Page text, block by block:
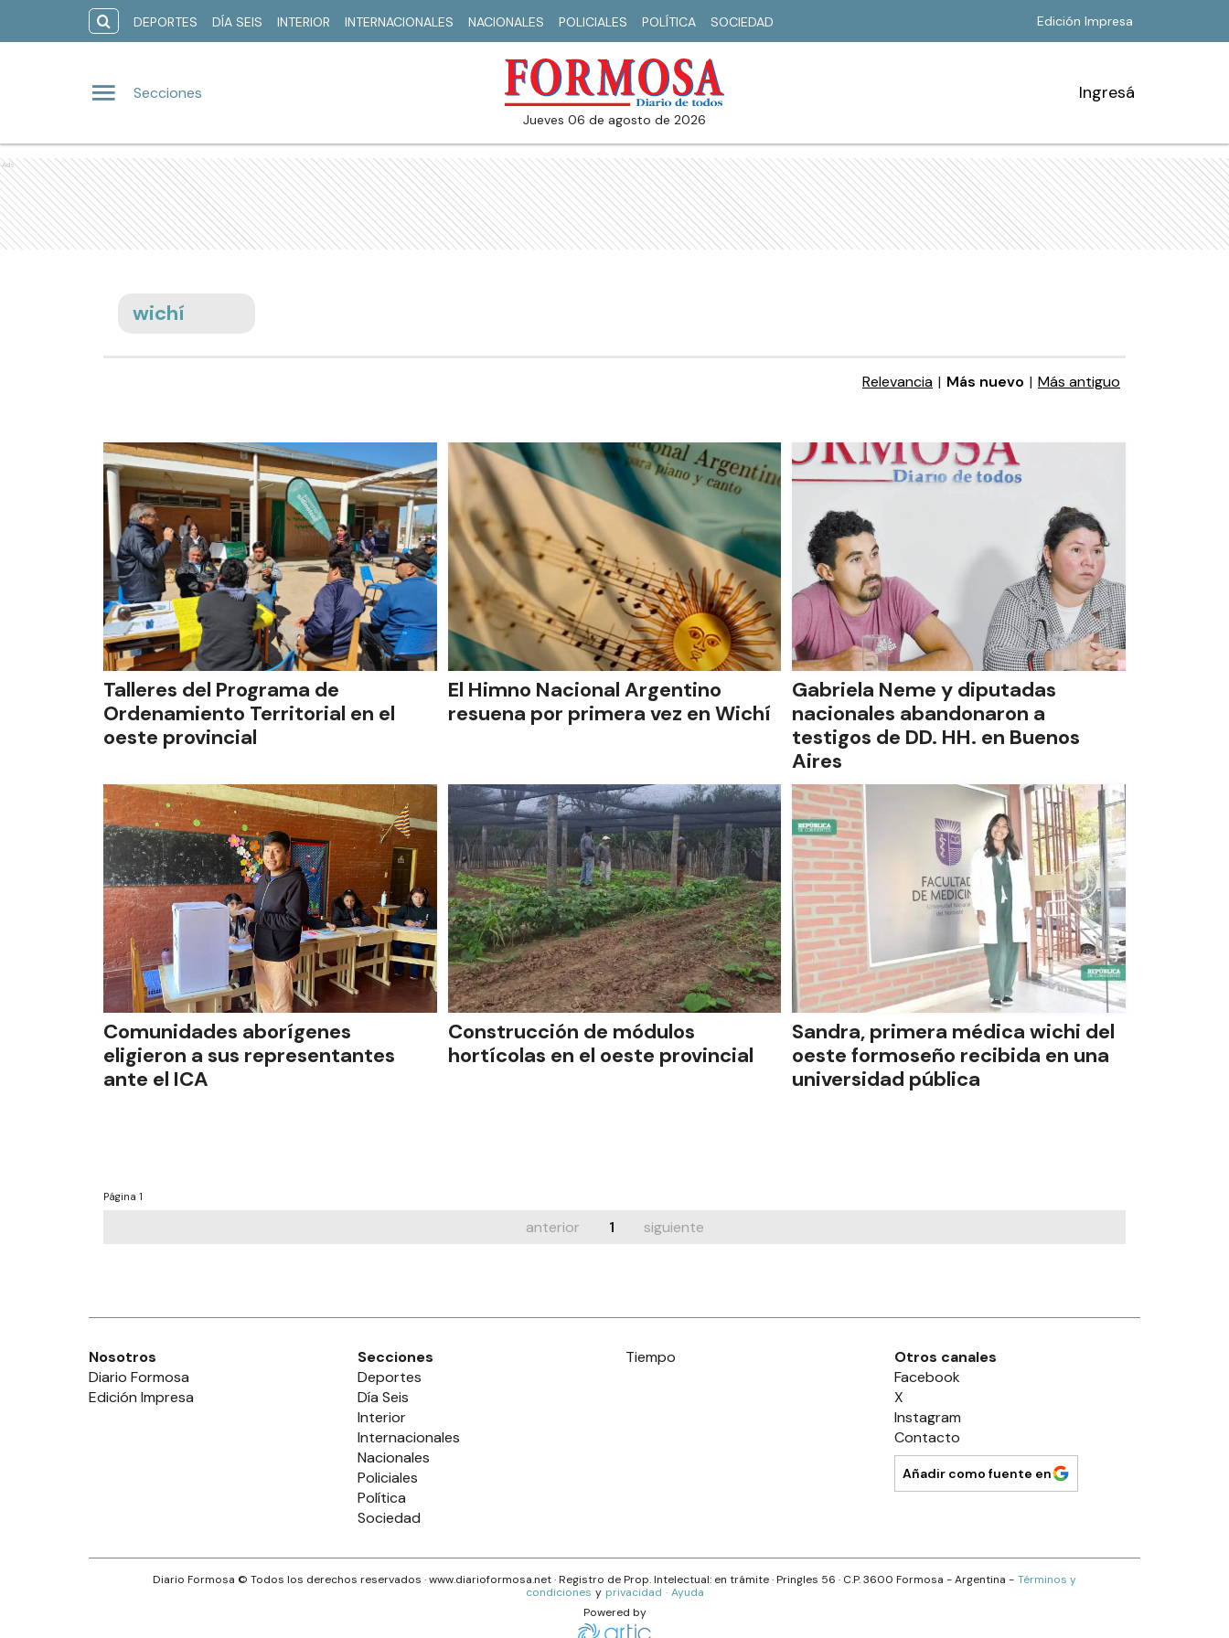
DEPORTES DÍA SEIS INTERIOR INTERNACIONALES NACIONALES POLICIALES POLÍTICA SOCIEDAD Edición Impresa
Secciones
jueves 06 de agosto de 2026
Ingresá
Ads
wichí
Relevancia | Más nuevo | Más antiguo
Talleres del Programa de
Ordenamiento Territorial en el
oeste provincial
El Himno Nacional Argentino
resuena por primera vez en Wichí
Gabriela Neme y diputadas
nacionales abandonaron a
testigos de DD. HH. en Buenos
Aires
Comunidades aborígenes
eligieron a sus representantes
ante el ICA
Construcción de módulos
hortícolas en el oeste provincial
Sandra, primera médica wichi del
oeste formoseño recibida en una
universidad pública
Página 1
anterior 1 siguiente
Nosotros
Diario Formosa
Edición Impresa
Secciones
Deportes
Día Seis
Interior
Internacionales
Nacionales
Policiales
Política
Sociedad
Tiempo
Otros canales
Facebook
X
Instagram
Contacto
Añadir como fuente en
Diario Formosa © Todos los derechos reservados · www.diarioformosa.net· Registro de Prop. Intelectual: en trámite ·Pringles 56 · C.P.3600 Formosa - Argentina - Términos y
condiciones y privacidad · Ayuda
Powered by